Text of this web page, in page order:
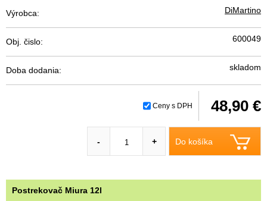
Výrobca: DiMartino
Obj. čislo: 600049
Doba dodania: skladom
Ceny s DPH 48,90 €
Do košíka
- +
Postrekovač Miura 12l